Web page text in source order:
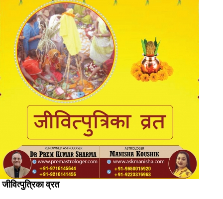
जीवित्पुत्रिका व्रत